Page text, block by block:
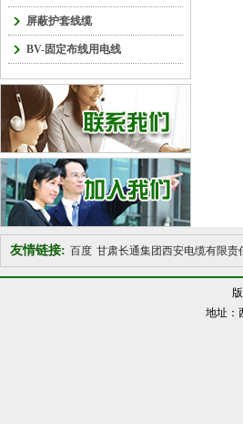
屏蔽护套线缆
BV-固定布线用电线
友情链接: 百度 甘肃长通集团西安电缆有限责
地址：